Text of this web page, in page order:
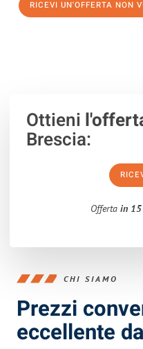
RICEVI UN'OFFERTA NON
Ottieni
Brescia:
Offerta in
CHI SIAMO
Prezzi
eccellente